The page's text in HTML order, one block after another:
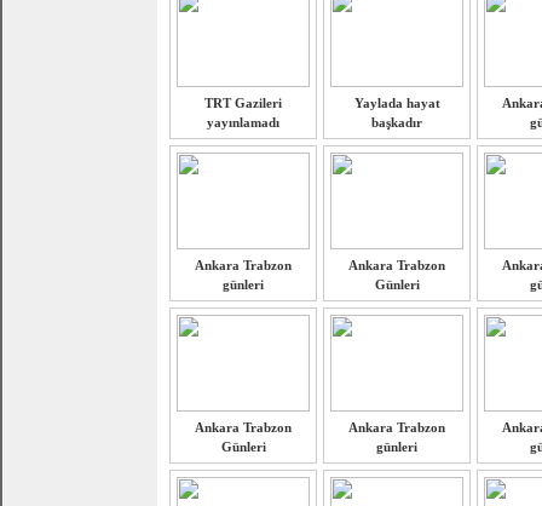
TRT Gazileri
yayınlamadı
Yaylada hayat
başkadır
Ankara Trabzon
günleri
Ankara Trabzon
Günleri
Ankara Trabzon
Günleri
Ankara Trabzon
günleri